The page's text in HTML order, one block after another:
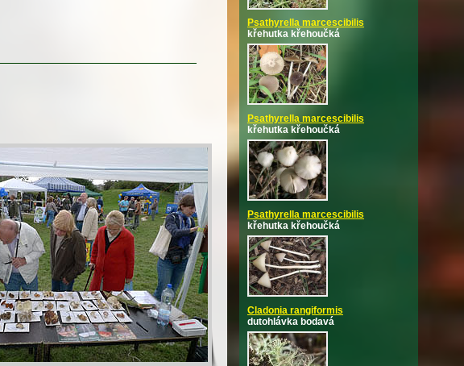
Psathyrella marcescibilis
křehutka křehoučká
Psathyrella marcescibilis
křehutka křehoučká
Psathyrella marcescibilis
křehutka křehoučká
Cladonia rangiformis
dutohlávka bodavá